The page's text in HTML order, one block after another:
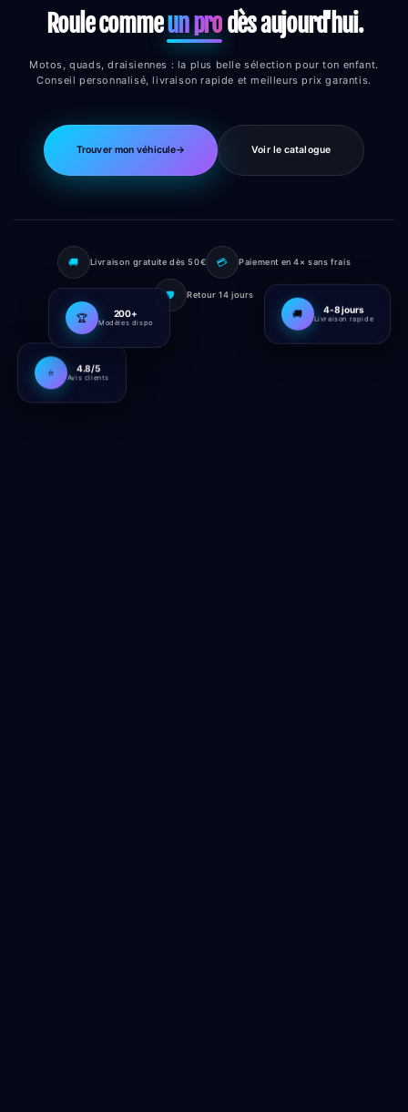
Roule commeun prodès aujourd'hui.
Motos, quads, draisiennes : la plus belle sélection pour ton enfant.
Conseil personnalisé, livraison rapide et meilleurs prix garantis.
Trouver mon véhicule→ Voir le catalogue
🚚 Livraison gratuite dès 50€ 💳 Paiement en 4× sans frais
🛡️ Retour 14 jours
⭐ 4.8/5
Avis clients
🚚 4-8 jours
Livraison rapide
🏆 200+
Modèles dispo